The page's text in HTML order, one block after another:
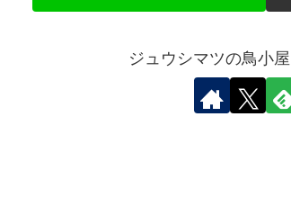
ジュウシマツの鳥小